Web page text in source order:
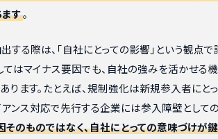
す。
する際は、「自社にとっての影響」という観点
てはマイナス要因でも、自社の強みを活かせる
ります。たとえば、規制強化は新規参入者にと
アンス対応で先行する企業には参入障壁として
そのものではなく、自社にとっての意味づけが鍵